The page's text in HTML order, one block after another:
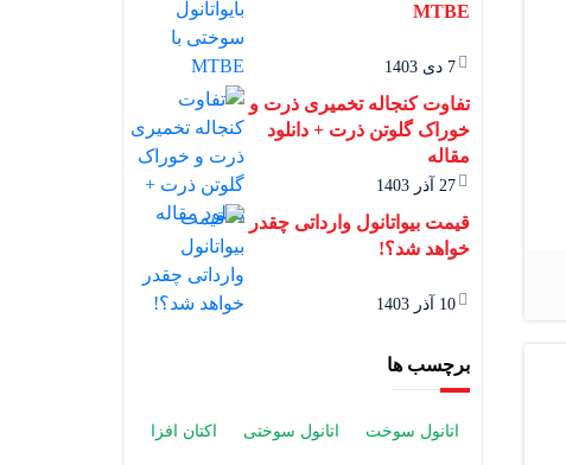
MTBE
7 دی 1403
تفاوت کنجاله تخمیری ذرت و
خوراک گلوتن ذرت + دانلود
مقاله
27 آذر 1403
قیمت بیواتانول وارداتی چقدر
خواهد شد؟!
10 آذر 1403
برچسب ها
اتانول سوخت اتانول سوختی اکتان افزا